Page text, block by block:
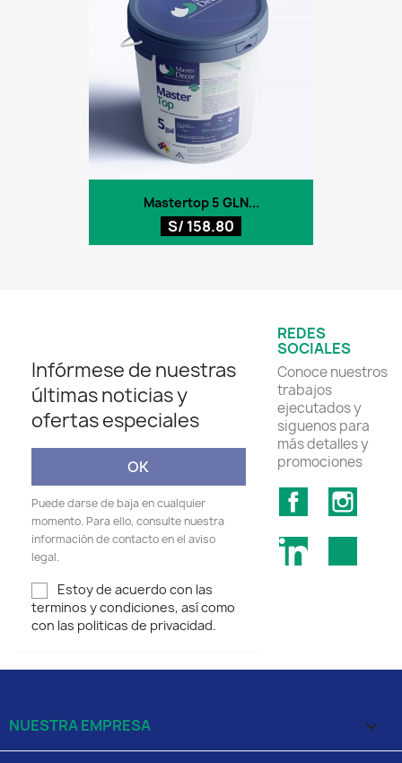
Mastertop 5 GLN...
S/ 158.80
Infórmese de nuestras
últimas noticias y
ofertas especiales
Puede darse de baja en cualquier
momento. Para ello, consulte nuestra
información de contacto en el aviso
legal.
Estoy de acuerdo con las
terminos y condiciones, así como
con las politicas de privacidad.
REDES
SOCIALES
Conoce nuestros
trabajos
ejecutados y
siguenos para
más detalles y
promociones
Facebook
LinkedIn
NUESTRA EMPRESA 